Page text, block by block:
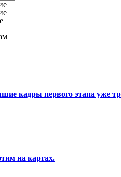
кадры первого этапа уже
на картах.